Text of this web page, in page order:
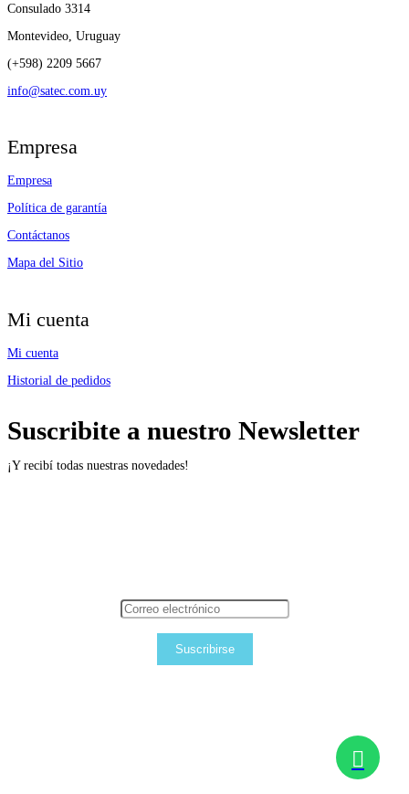
Consulado 3314
Montevideo, Uruguay
(+598) 2209 5667
info@satec.com.uy
Empresa
Empresa
Política de garantía
Contáctanos
Mapa del Sitio
Mi cuenta
Mi cuenta
Historial de pedidos
Suscribite a nuestro Newsletter
¡Y recibí todas nuestras novedades!
Suscribirse